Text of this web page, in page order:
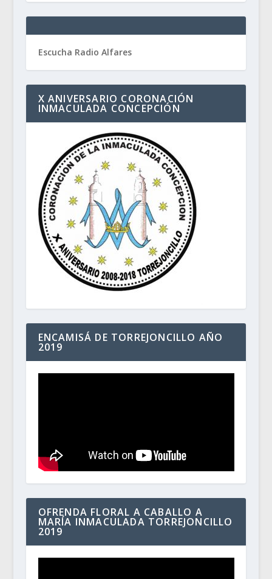
Escucha Radio Alfares
X ANIVERSARIO CORONACIÓN
INMACULADA CONCEPCIÓN
ENCAMISÁ DE TORREJONCILLO AÑO
2019
OFRENDA FLORAL A CABALLO A
MARÍA INMACULADA TORREJONCILLO
2019